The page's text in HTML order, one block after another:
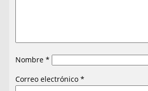
Nombre*
Correo electrónico*